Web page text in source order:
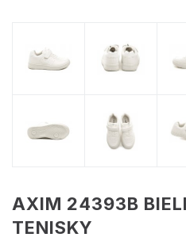
AXIM 24393B
TENISKY